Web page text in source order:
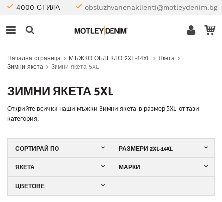
4000 СТИЛА obsluzhvanenaklienti@motleydenim.bg
Начална страница МЪЖКО ОБЛЕКЛО 2XL-14XL
Якета
Зимни якета
Зимни якета 5XL
ЗИМНИ ЯКЕТА 5XL
Открийте всички наши мъжки Зимни якета в размер 5XL от тази
категория.
СОРТИРАЙ ПО РАЗМЕРИ 2XL-14XL
ЯКЕТА МАРКИ
ЦВЕТОВЕ